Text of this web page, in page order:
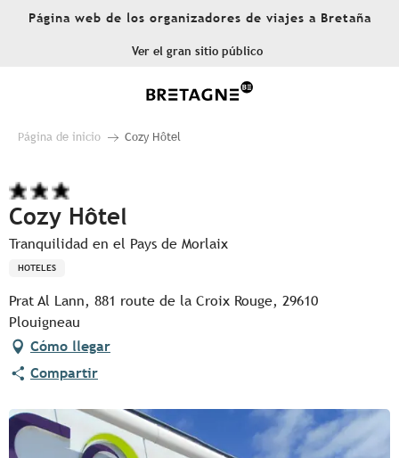
AllerPágina web de los organizadores de viajes a Bretaña
Ver el gran sitio público
Página de inicio Cozy Hôtel
Cozy Hôtel
Tranquilidad en el Pays de Morlaix
HOTELES
Prat Al Lann, 881 route de la Croix Rouge, 29610
Plouigneau
Cómo llegar
Compartir